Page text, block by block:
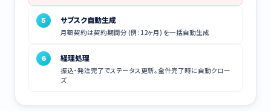
5 サブスク自動生成
月額契約は契約期間分 (例: 12ヶ月) を一括自動生成
6 経理処理
振込・発注完了でステータス更新。全件完了時に自動クロー
ズ